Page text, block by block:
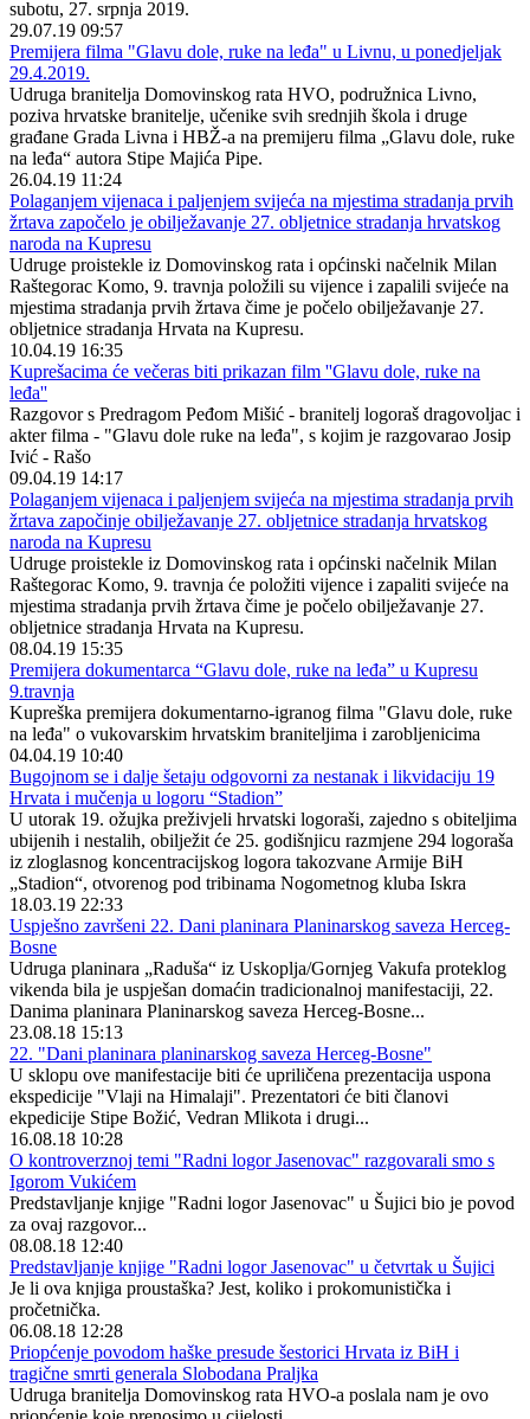
subotu, 27. srpnja 2019.
29.07.19 09:57
Premijera filma "Glavu dole, ruke na leđa" u Livnu, u ponedjeljak
29.4.2019.
Udruga branitelja Domovinskog rata HVO, podružnica Livno,
poziva hrvatske branitelje, učenike svih srednjih škola i druge
građane Grada Livna i HBŽ-a na premijeru filma „Glavu dole, ruke
na leđa“ autora Stipe Majića Pipe.
26.04.19 11:24
Polaganjem vijenaca i paljenjem svijeća na mjestima stradanja prvih
žrtava započelo je obilježavanje 27. obljetnice stradanja hrvatskog
naroda na Kupresu
Udruge proistekle iz Domovinskog rata i općinski načelnik Milan
Raštegorac Komo, 9. travnja položili su vijence i zapalili svijeće na
mjestima stradanja prvih žrtava čime je počelo obilježavanje 27.
obljetnice stradanja Hrvata na Kupresu.
10.04.19 16:35
Kuprešacima će večeras biti prikazan film ''Glavu dole, ruke na
leđa''
Razgovor s Predragom Peđom Mišić - branitelj logoraš dragovoljac i
akter filma - "Glavu dole ruke na leđa", s kojim je razgovarao Josip
Ivić - Rašo
09.04.19 14:17
Polaganjem vijenaca i paljenjem svijeća na mjestima stradanja prvih
žrtava započinje obilježavanje 27. obljetnice stradanja hrvatskog
naroda na Kupresu
Udruge proistekle iz Domovinskog rata i općinski načelnik Milan
Raštegorac Komo, 9. travnja će položiti vijence i zapaliti svijeće na
mjestima stradanja prvih žrtava čime je počelo obilježavanje 27.
obljetnice stradanja Hrvata na Kupresu.
08.04.19 15:35
Premijera dokumentarca “Glavu dole, ruke na leđa” u Kupresu
9.travnja
Kupreška premijera dokumentarno-igranog filma "Glavu dole, ruke
na leđa" o vukovarskim hrvatskim braniteljima i zarobljenicima
04.04.19 10:40
Bugojnom se i dalje šetaju odgovorni za nestanak i likvidaciju 19
Hrvata i mučenja u logoru “Stadion”
U utorak 19. ožujka preživjeli hrvatski logoraši, zajedno s obiteljima
ubijenih i nestalih, obilježit će 25. godišnjicu razmjene 294 logoraša
iz zloglasnog koncentracijskog logora takozvane Armije BiH
„Stadion“, otvorenog pod tribinama Nogometnog kluba Iskra
18.03.19 22:33
Uspješno završeni 22. Dani planinara Planinarskog saveza Herceg-
Bosne
Udruga planinara „Raduša“ iz Uskoplja/Gornjeg Vakufa proteklog
vikenda bila je uspješan domaćin tradicionalnoj manifestaciji, 22.
Danima planinara Planinarskog saveza Herceg-Bosne...
23.08.18 15:13
22. "Dani planinara planinarskog saveza Herceg-Bosne"
U sklopu ove manifestacije biti će upriličena prezentacija uspona
ekspedicije "Vlaji na Himalaji". Prezentatori će biti članovi
ekpedicije Stipe Božić, Vedran Mlikota i drugi...
16.08.18 10:28
O kontroverznoj temi "Radni logor Jasenovac" razgovarali smo s
Igorom Vukićem
Predstavljanje knjige "Radni logor Jasenovac" u Šujici bio je povod
za ovaj razgovor...
08.08.18 12:40
Predstavljanje knjige "Radni logor Jasenovac" u četvrtak u Šujici
Je li ova knjiga proustaška? Jest, koliko i prokomunistička i
pročetnička.
06.08.18 12:28
Priopćenje povodom haške presude šestorici Hrvata iz BiH i
tragične smrti generala Slobodana Praljka
Udruga branitelja Domovinskog rata HVO-a poslala nam je ovo